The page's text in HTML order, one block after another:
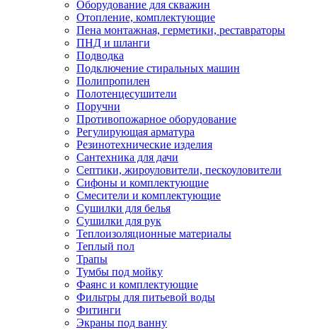
Оборудование для скважин
Отопление, комплектующие
Пена монтажная, герметики, реставраторы
ПНД и шланги
Подводка
Подключение стиральных машин
Полипропилен
Полотенцесушители
Поручни
Противопожарное оборудование
Регулирующая арматура
Резинотехнические изделия
Сантехника для дачи
Септики, жироуловители, пескоуловители
Сифоны и комплектующие
Смесители и комплектующие
Сушилки для белья
Сушилки для рук
Теплоизоляционные материалы
Теплый пол
Трапы
Тумбы под мойку
Фаянс и комплектующие
Фильтры для питьевой воды
Фитинги
Экраны под ванну